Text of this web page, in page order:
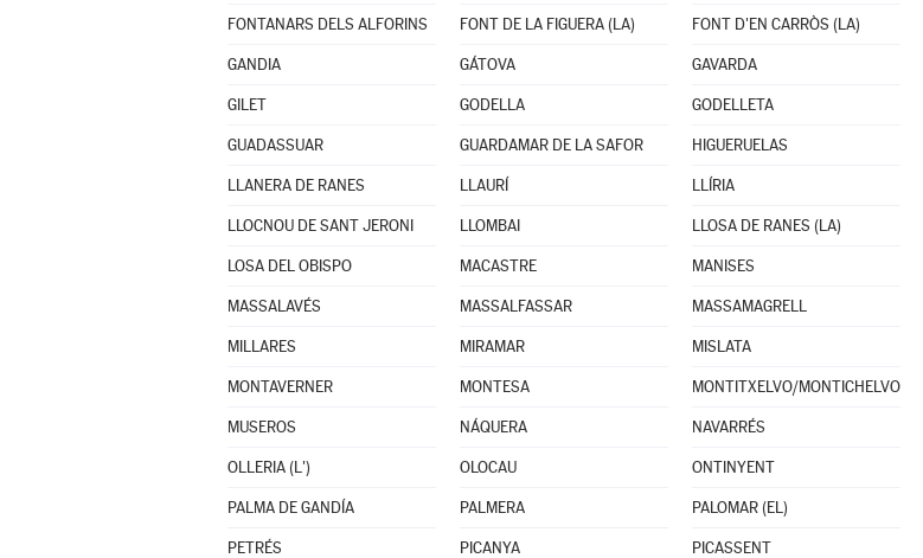
FONTANARS DELS ALFORINS FONT DE LA FIGUERA (LA) FONT D'EN CARRÒS (LA)
GANDIA GÁTOVA GAVARDA
GILET GODELLA GODELLETA
GUADASSUAR GUARDAMAR DE LA SAFOR HIGUERUELAS
LLANERA DE RANES LLAURÍ LLÍRIA
LLOCNOU DE SANT JERONI LLOMBAI LLOSA DE RANES (LA)
LOSA DEL OBISPO MACASTRE MANISES
MASSALAVÉS MASSALFASSAR MASSAMAGRELL
MILLARES MIRAMAR MISLATA
MONTAVERNER MONTESA MONTITXELVO/MONTICHELVO
MUSEROS NÁQUERA NAVARRÉS
OLLERIA (L') OLOCAU ONTINYENT
PALMA DE GANDÍA PALMERA PALOMAR (EL)
PETRÉS PICANYA PICASSENT